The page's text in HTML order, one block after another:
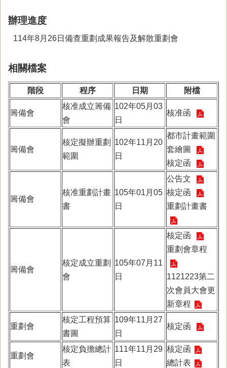
辦理進度
114年8月26日備查重劃成果報告及解散重劃會
相關檔案
階段 程序 日期 附檔
籌備會
核准成立籌備
會
102年05月03
日
核准函
籌備會
核定擬辦重劃
範圍
102年11月20
日
都市計畫範圍
套繪圖
核定函
籌備會
核准重劃計畫
書
105年01月05
日
公告文
核定函
重劃計畫書
籌備會
核定成立重劃
會
105年07月11
日
核定函
重劃會章程
1121223第二
次會員大會更
新章程
重劃會
核定工程預算
書圖
109年11月27
日
核定函
重劃會
核定負擔總計
表
111年11月29
日
核定函
總計表